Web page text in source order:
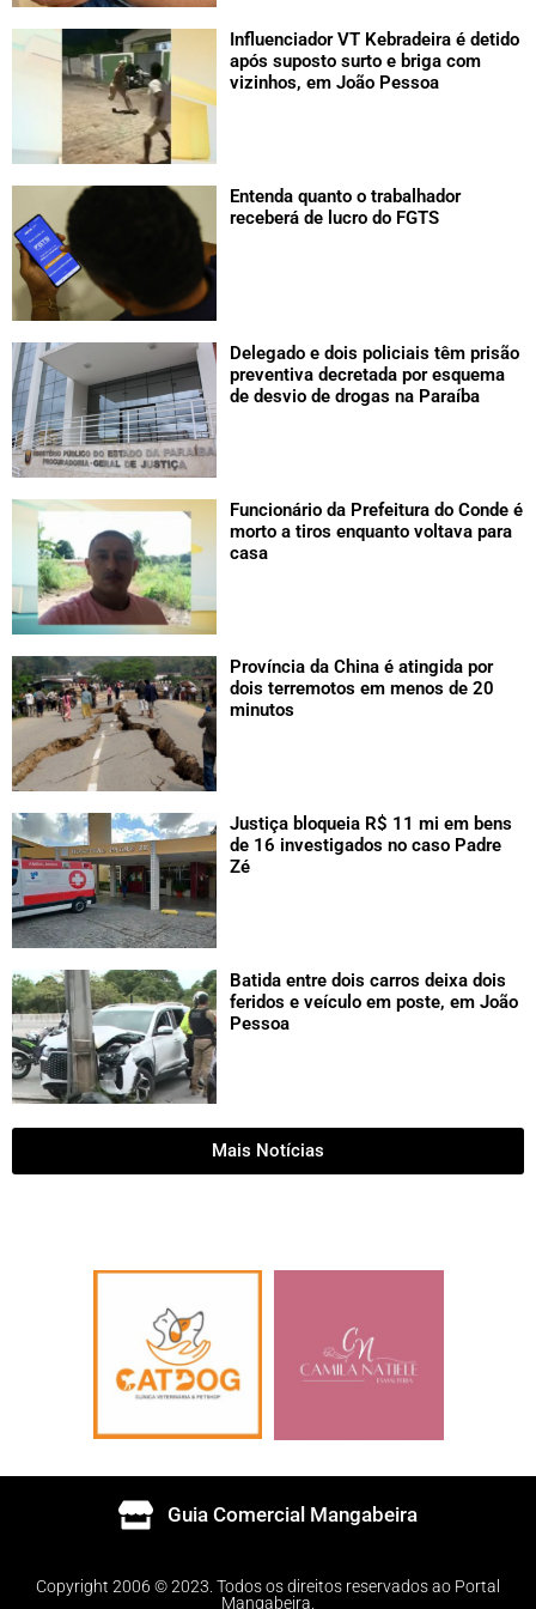
Influenciador VT Kebradeira é detido
após suposto surto e briga com
vizinhos, em João Pessoa
Entenda quanto o trabalhador
receberá de lucro do FGTS
Delegado e dois policiais têm prisão
preventiva decretada por esquema
de desvio de drogas na Paraíba
Funcionário da Prefeitura do Conde é
morto a tiros enquanto voltava para
casa
Província da China é atingida por
dois terremotos em menos de 20
minutos
Justiça bloqueia R$ 11 mi em bens
de 16 investigados no caso Padre
Zé
Batida entre dois carros deixa dois
feridos e veículo em poste, em João
Pessoa
Mais Notícias
Guia Comercial Mangabeira
Copyright 2006 © 2023. Todos os direitos reservados ao Portal
Mangabeira.